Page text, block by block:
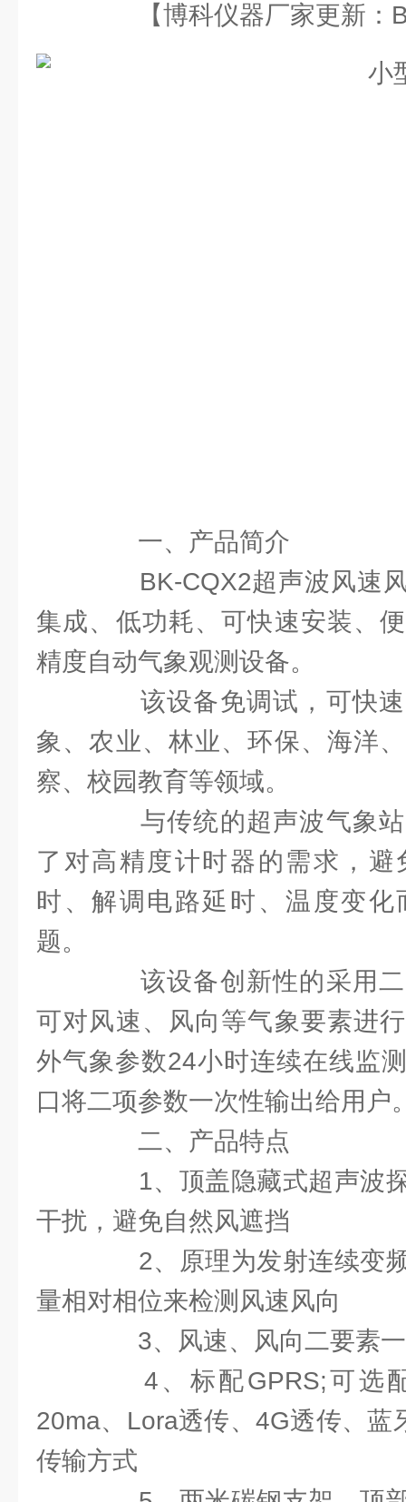
【博科仪器厂家更新：
一、产品简介
BK-CQX2超声波风速风
集成、低功耗、可快速安装、
精度自动气象观测设备。
该设备免调试，可快速
象、农业、林业、环保、海洋
察、校园教育等领域。
与传统的超声波气象站
了对高精度计时器的需求，
时、解调电路延时、温度变
题。
该设备创新性的采用二
可对风速、风向等气象要素进
外气象参数24小时连续在线监
口将二项参数一次性输出给用户
二、产品特点
1、顶盖隐藏式超声波探
干扰，避免自然风遮挡
2、原理为发射连续变频
量相对相位来检测风速风向
3、风速、风向二要素一
4、标配GPRS;可选配
20ma、Lora透传、4G透传、蓝
传输方式